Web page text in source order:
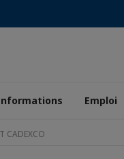
Emploi
CADEXCO